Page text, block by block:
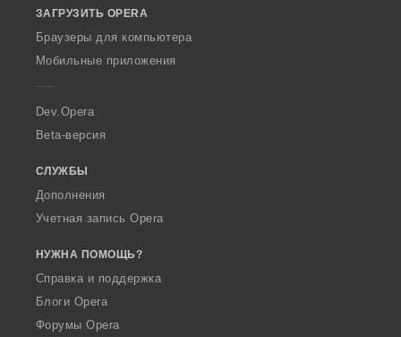
w
O
p
a
ЗАГРУЗИТЬ OPERA
Браузеры для компьютера
Мобильные приложения
Dev.Opera
Beta-версия
СЛУЖБЫ
Дополнения
Учетная запись Opera
НУЖНА ПОМОЩЬ?
Справка и поддержка
Блоги Opera
Форумы Opera